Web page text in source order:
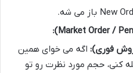
اگه می خوای همین
کنی، حجم مورد نظرت رو تو